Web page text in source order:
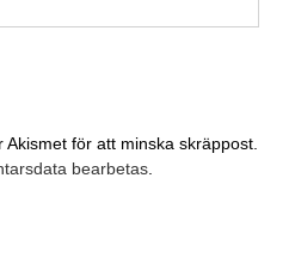
för att minska skräppost.
bearbetas